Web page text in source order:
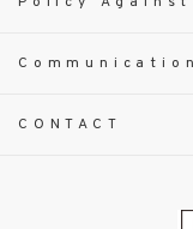
CONTACT